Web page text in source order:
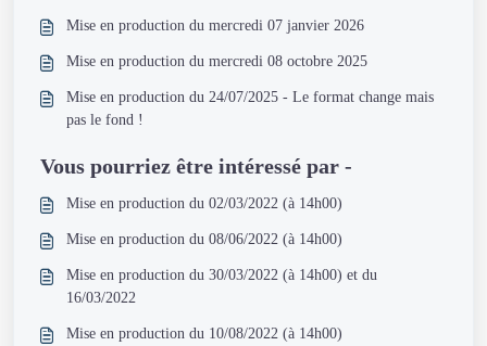
Mise en production du mercredi 07 janvier 2026
Mise en production du mercredi 08 octobre 2025
Mise en production du 24/07/2025 - Le format change mais
pas le fond !
Vous pourriez être intéressé par -
Mise en production du 02/03/2022 (à 14h00)
Mise en production du 08/06/2022 (à 14h00)
Mise en production du 30/03/2022 (à 14h00) et du
16/03/2022
Mise en production du 10/08/2022 (à 14h00)